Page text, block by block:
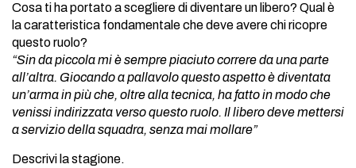
Cosa ti ha portato a scegliere di diventare un libero? Qual è
la caratteristica fondamentale che deve avere chi ricopre
questo ruolo?
“Sin da piccola mi è sempre piaciuto correre da una parte
all’altra. Giocando a pallavolo questo aspetto è diventata
un’arma in più che, oltre alla tecnica, ha fatto in modo che
venissi indirizzata verso questo ruolo. Il libero deve mettersi
a servizio della squadra, senza mai mollare”
Descrivi la stagione.